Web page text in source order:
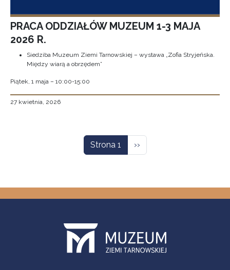
PRACA ODDZIAŁÓW MUZEUM 1-3 MAJA
2026 R.
Siedziba Muzeum Ziemi Tarnowskiej – wystawa „Zofia Stryjeńska.
Między wiarą a obrzędem”
Piątek, 1 maja – 10:00-15:00
27 kwietnia, 2026
Strona 1 Następna strona
››